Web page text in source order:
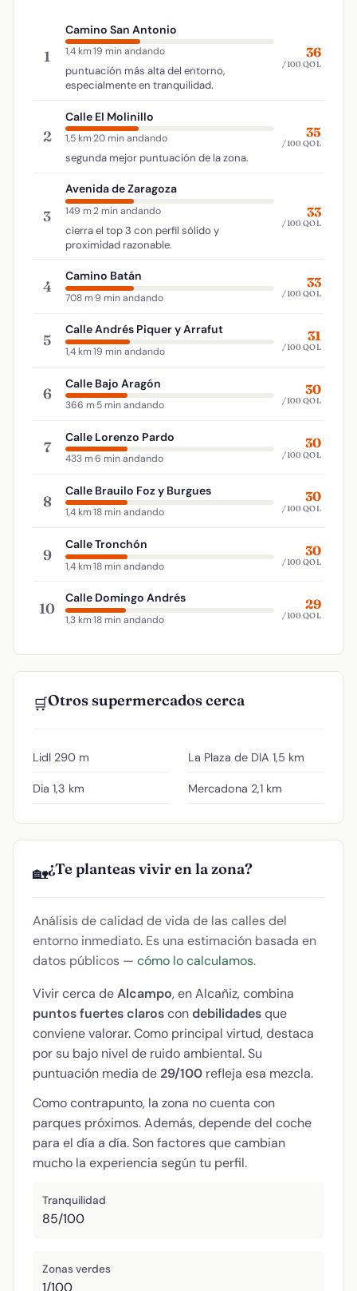
1
Camino San Antonio
1,4 km·19 min andando
puntuación más alta del entorno,
especialmente en tranquilidad.
36
/100 QOL
2
Calle El Molinillo
1,5 km·20 min andando
segunda mejor puntuación de la zona.
35
/100 QOL
3
Avenida de Zaragoza
149 m·2 min andando
cierra el top 3 con perfil sólido y
proximidad razonable.
33
/100 QOL
4
Camino Batán
708 m·9 min andando
33
/100 QOL
5
Calle Andrés Piquer y Arrafut
1,4 km·19 min andando
31
/100 QOL
6
Calle Bajo Aragón
366 m·5 min andando
30
/100 QOL
7
Calle Lorenzo Pardo
433 m·6 min andando
30
/100 QOL
8
Calle Brauilo Foz y Burgues
1,4 km·18 min andando
30
/100 QOL
9
Calle Tronchón
1,4 km·18 min andando
30
/100 QOL
10
Calle Domingo Andrés
1,3 km·18 min andando
29
/100 QOL
🛒Otros supermercados cerca
Lidl 290 m
Dia 1,3 km
La Plaza de DIA 1,5 km
Mercadona 2,1 km
🏡¿Te planteas vivir en la zona?
Análisis de calidad de vida de las calles del
entorno inmediato. Es una estimación basada en
datos públicos — cómo lo calculamos.
Vivir cerca deAlcampo, en Alcañiz, combina
puntos fuertes claroscondebilidadesque
conviene valorar. Como principal virtud, destaca
por su bajo nivel de ruido ambiental. Su
puntuación media de 29/100 refleja esa mezcla.
Como contrapunto, la zona no cuenta con
parques próximos. Además, depende del coche
para el día a día. Son factores que cambian
mucho la experiencia según tu perfil.
Tranquilidad
85/100
Zonas verdes
1/100